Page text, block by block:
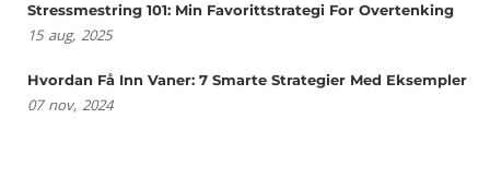
Stressmestring 101: Min Favorittstrategi For Overtenking
15 aug, 2025
Hvordan Få Inn Vaner: 7 Smarte Strategier Med Eksempler
07 nov, 2024